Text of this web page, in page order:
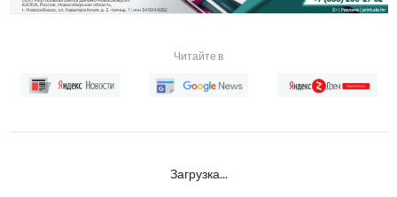
Читайте в
Загрузка...